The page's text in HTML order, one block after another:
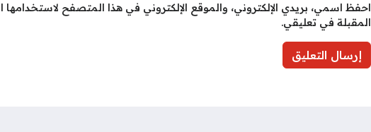
احفظ اسمي، بريدي الإلكتروني، والموقع الإلكتروني في هذا المتصفح لاستخدامها
المقبلة في تعليقي.